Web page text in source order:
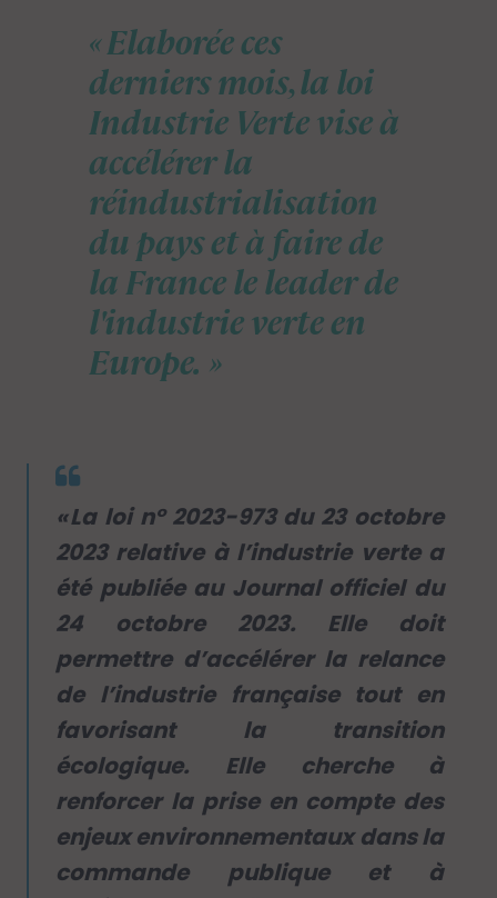
Elaborée ces
derniers mois, la loi
Industrie Verte vise à
accélérer la
réindustrialisation
du pays et à faire de
la France le leader de
l'industrie verte en
Europe.
« La loi n° 2023-973 du 23 octobre
2023 relative à l’industrie verte a
été publiée au Journal officiel du
24 octobre 2023. Elle doit
permettre d’accélérer la relance
de l’industrie française tout en
favorisant la transition
écologique. Elle cherche à
renforcer la prise en compte des
enjeux environnementaux dans la
commande publique et à